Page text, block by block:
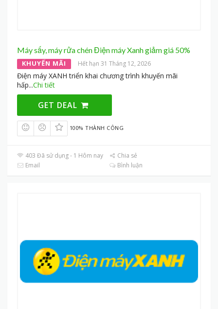
Máy sấy, máy rửa chén Điện máy Xanh giảm giá 50%
KHUYẾN MÃI Hết hạn 31 Tháng 12, 2026
Điện máy XANH triển khai chương trình khuyến mãi
hấp...Chi tiết
GET DEAL
100% THÀNH CÔNG
403 Đã sử dụng - 1 Hôm nay
Chia sẻ
Email
Bình luận